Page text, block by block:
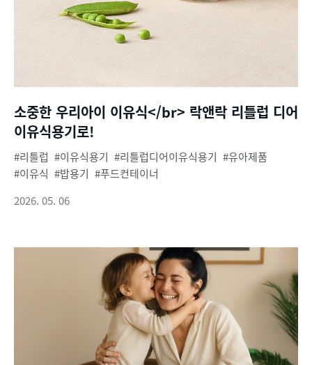
소중한 우리아이 이유식</br> 락앤락 리틀럽 디어
이유식용기로!
리틀럽 이유식용기 리틀럽디어이유식용기
유아제품
이유식
밥용기
푸드컨테이너
2026. 05. 06